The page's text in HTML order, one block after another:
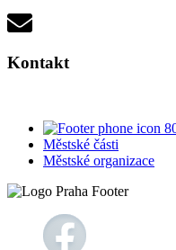
Kontakt
Městské části
Městské organizace